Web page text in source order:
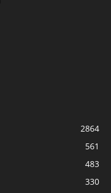
2864
561
483
330